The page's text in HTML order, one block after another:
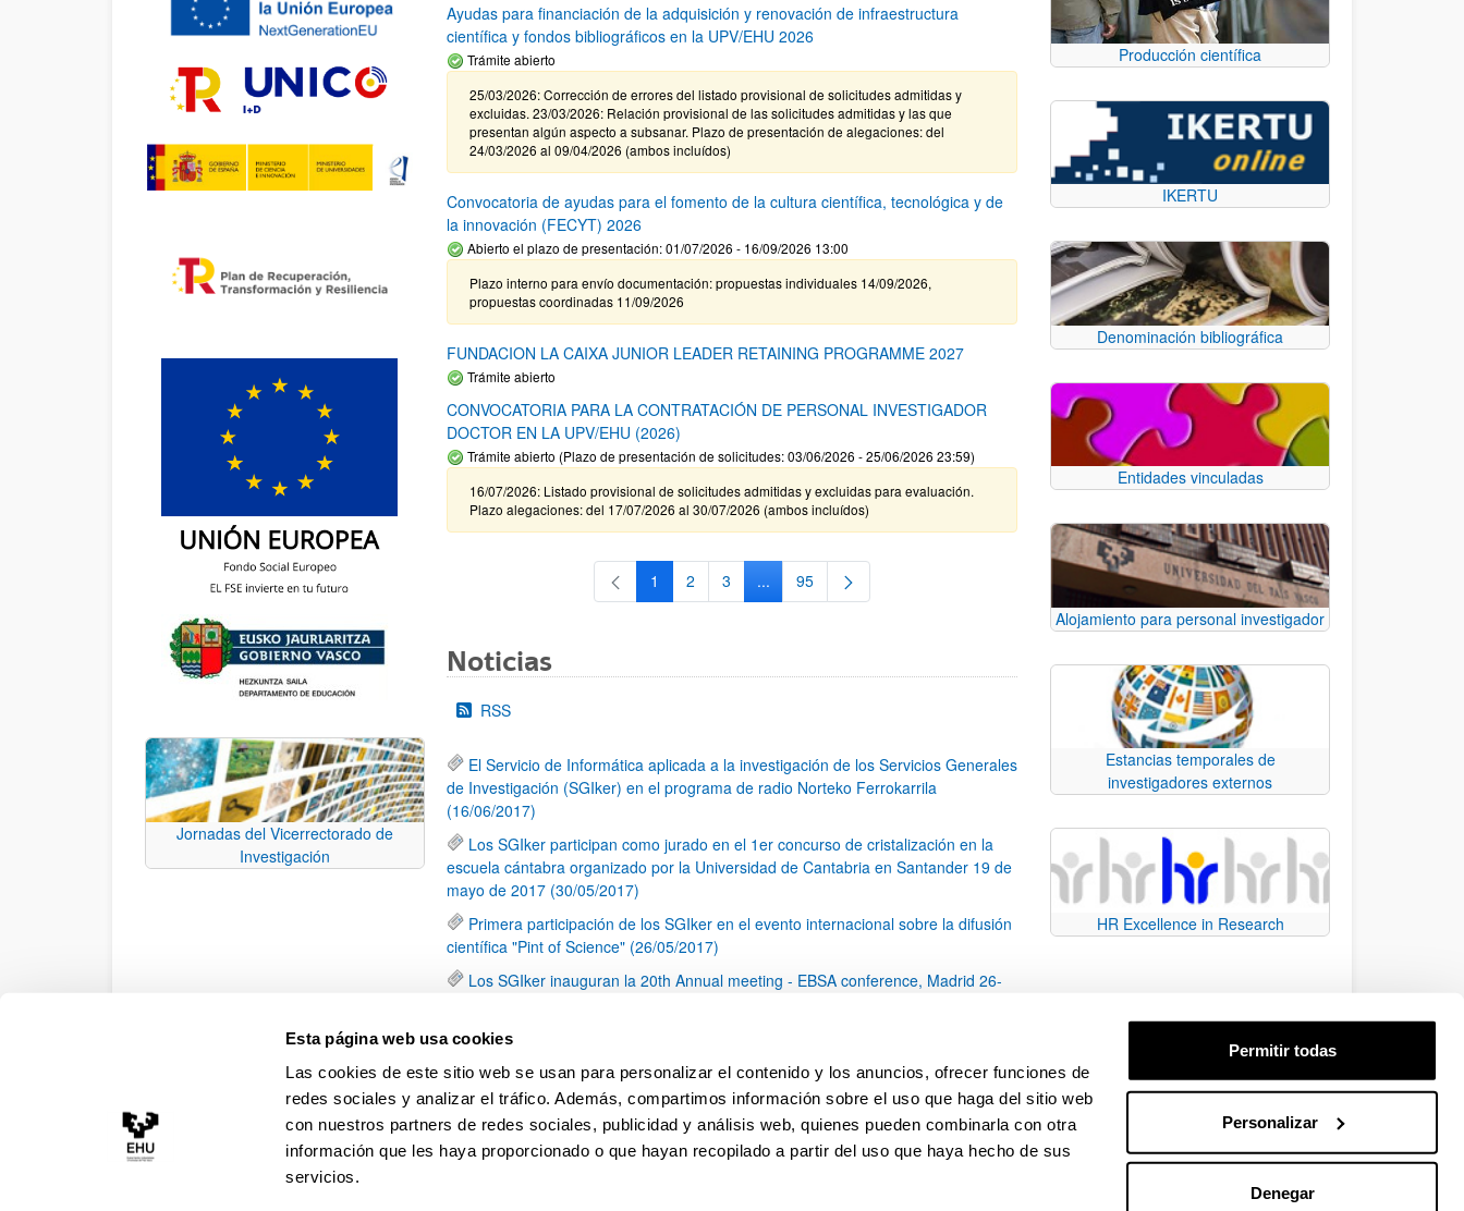
Esta página web usa cookies
Las cookies de este sitio web se usan para personalizar el contenido y los anuncios, ofrecer funciones de
redes sociales y analizar el tráfico. Además, compartimos información sobre el uso que haga del sitio web
con nuestros partners de redes sociales, publicidad y análisis web, quienes pueden combinarla con otra
información que les haya proporcionado o que hayan recopilado a partir del uso que haya hecho de sus
servicios.
Permitir todas
Personalizar
Denegar
Jornadas del Vicerrectorado de
Investigación
Ayudas para financiación de la adquisición y renovación de infraestructura
científica y fondos bibliográficos en la UPV/EHU 2026
Trámite abierto
25/03/2026: Corrección de errores del listado provisional de solicitudes admitidas y
excluidas. 23/03/2026: Relación provisional de las solicitudes admitidas y las que
presentan algún aspecto a subsanar. Plazo de presentación de alegaciones: del
24/03/2026 al 09/04/2026 (ambos incluídos)
Convocatoria de ayudas para el fomento de la cultura científica, tecnológica y de
la innovación (FECYT) 2026
Abierto el plazo de presentación: 01/07/2026 - 16/09/2026 13:00
Plazo interno para envío documentación: propuestas individuales 14/09/2026,
propuestas coordinadas 11/09/2026
FUNDACION LA CAIXA JUNIOR LEADER RETAINING PROGRAMME 2027
Trámite abierto
CONVOCATORIA PARA LA CONTRATACIÓN DE PERSONAL INVESTIGADOR
DOCTOR EN LA UPV/EHU (2026)
Trámite abierto (Plazo de presentación de solicitudes: 03/06/2026 - 25/06/2026 23:59)
16/07/2026: Listado provisional de solicitudes admitidas y excluidas para evaluación.
Plazo alegaciones: del 17/07/2026 al 30/07/2026 (ambos incluídos)
Página
1 Página
2 Página
3 ...Páginas intermedias Use TAB para desplazarse.
Página
95
Noticias
RSS
El Servicio de Informática aplicada a la investigación de los Servicios Generales
de Investigación (SGIker) en el programa de radio Norteko Ferrokarrila
(16/06/2017)
Los SGIker participan como jurado en el 1er concurso de cristalización en la
escuela cántabra organizado por la Universidad de Cantabria en Santander 19 de
mayo de 2017 (30/05/2017)
Primera participación de los SGIker en el evento internacional sobre la difusión
científica "Pint of Science" (26/05/2017)
Los SGIker inauguran la 20th Annual meeting - EBSA conference, Madrid 26-
Los SGIker asisten al III Seminario Internacional sobre la Internacionalización
en Barcelona (17-19 mayo 2017) (26/05/2017)
Página
1 ...Páginas intermedias Use TAB para desplazarse.
Página
17 Página
18 Página
19 ...Páginas intermedias Use TAB para desplazarse.
Página
79
Producción científica
IKERTU
Denominación bibliográfica
Entidades vinculadas
Alojamiento para personal investigador
Estancias temporales de
investigadores externos
HR Excellence in Research